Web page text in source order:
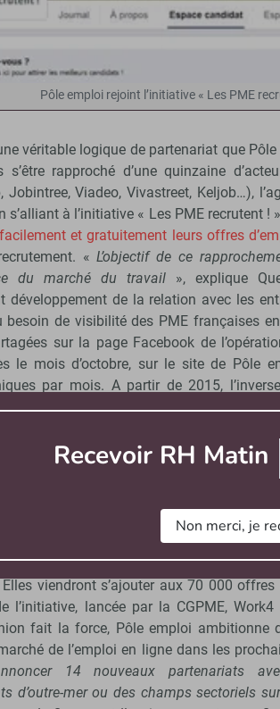
Pôle emploi rejoint l’initiative « Les PME
véritable logique de partenariat que
s’être rapproché d’une quinzaine
Jobintree, Viadeo, Vivastreet, Keljob…),
s’alliant à l’initiative « Les PME recrutent
et gratuitement leurs offres
«L’objectif de ce
du marché du travail », explique
développement de la relation avec les
besoin de visibilité des PME françaises
sur la page Facebook de
le mois d’octobre, sur le site de Pôle
par mois. A partir de 2015,
retrouver les opportunités de TPE
l’espace créé sur Facebook.
de nouveaux partenariats en vue
ne bénéficieront pas de ce relai
«
Seules celles qui seront en ligne
moins de trois candidatures seront
sur les 20 000 à 25 000
viendront s’ajouter aux 70 000
l’initiative, lancée par la CGPME,
fait la force, Pôle emploi ambitionne
de l’emploi en ligne dans les
14 nouveaux partenariats
d’outre-mer ou des champs sectoriels
Recevoir RH Matin
Non merci, je